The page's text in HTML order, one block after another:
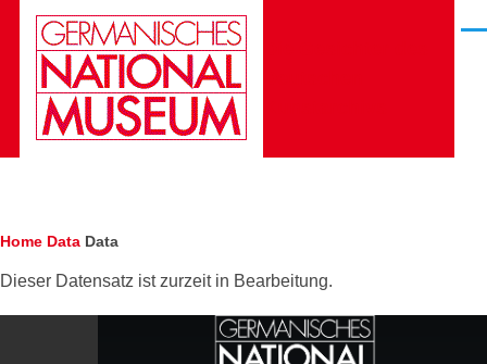
Skip to main content
Breadcrumb
Home Data Data
Dieser Datensatz ist zurzeit in Bearbeitung.